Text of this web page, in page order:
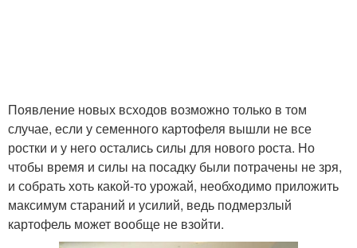
Появление новых всходов возможно только в том
случае, если у семенного картофеля вышли не все
ростки и у него остались силы для нового роста. Но
чтобы время и силы на посадку были потрачены не зря,
и собрать хоть какой-то урожай, необходимо приложить
максимум стараний и усилий, ведь подмерзлый
картофель может вообще не взойти.